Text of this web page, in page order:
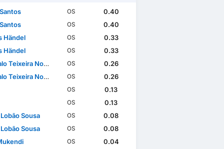
OS
0.40
OS
0.40
Händel
OS
0.33
Händel
OS
0.33
Teixeira Nogueira
OS
0.26
Teixeira Nogueira
OS
0.26
OS
0.13
OS
0.13
Sousa
OS
0.08
Sousa
OS
0.08
OS
0.04